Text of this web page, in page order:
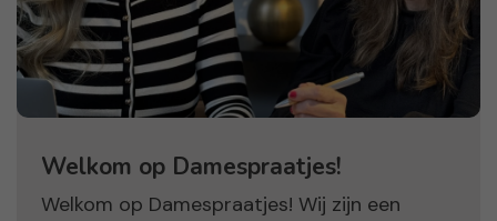
Welkom op Damespraatjes!
Welkom op Damespraatjes! Wij zijn een